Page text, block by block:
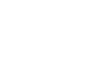
EUR per henkilö